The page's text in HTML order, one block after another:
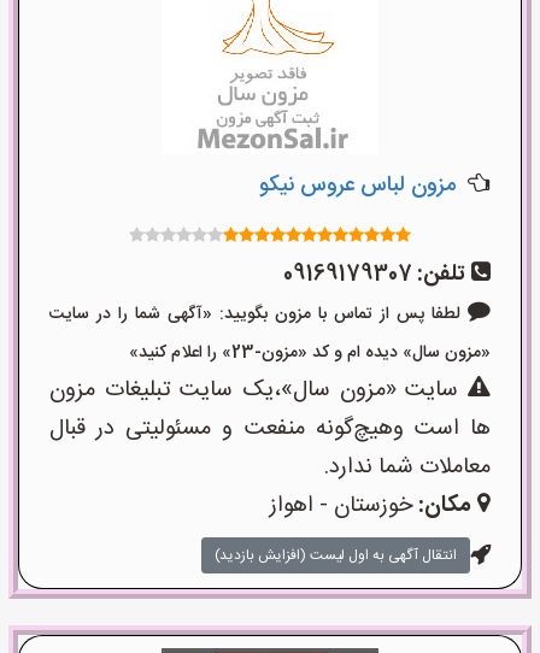
مزون لباس عروس نیکو
تلفن: 09169179307
لطفا پس از تماس با مزون بگویید: «آگهی شما را در سایت
«مزون سال» دیده ام و کد «مزون-23» را اعلام کنید»
سایت «مزون سال»،یک سایت تبلیغات مزون
ها است وهیچ‌گونه منفعت و مسئولیتی در قبال
معاملات شما ندارد.
مکان:خوزستان - اهواز
انتقال آگهی به اول لیست (افزایش بازدید)